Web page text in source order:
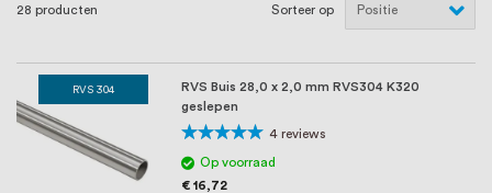
RVS op maat produceren, geheel volgens
jouw specifieke wensen. Al sinds onze
oprichting staat persoonlijke service bij
ons voorop, want we geloven dat een
goede relatie met onze klanten het
28 producten Sorteer op
RVS 304
RVS Buis 28,0 x 2,0 mm RVS304 K320
geslepen
Waardering:
100%
4 reviews
Op voorraad
€ 16,72